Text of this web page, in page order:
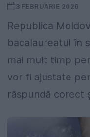
3 FEBRUARIE 2026
Republica
bacalaureatul în
mai mult timp
vor fi ajustate
răspundă corect